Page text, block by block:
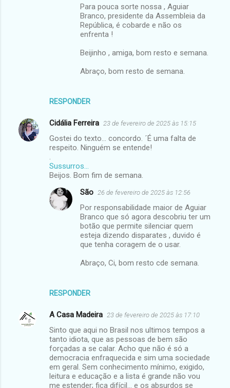
RESPONDER
Para pouca sorte nossa , Aguiar
Branco, presidente da Assembleia da
República, é cobarde e não os
enfrenta !
Beijinho , amiga, bom resto e semana.
Abraço, bom resto de semana.
Cidália Ferreira 23 de fevereiro de 2025 às 15:15
Gostei do texto... concordo. ´É uma falta de
respeito. Ninguém se entende!
.
Sussurros...
Beijos. Bom fim de semana.
RESPONDER
São 26 de fevereiro de 2025 às 12:56
Por responsabilidade maior de Aguiar
Branco que só agora descobriu ter um
botão que permite silenciar quem
esteja dizendo disparates , duvido é
que tenha coragem de o usar.
Abraço, Ci, bom resto cde semana.
A Casa Madeira 23 de fevereiro de 2025 às 17:10
Sinto que aqui no Brasil nos ultimos tempos a
tanto idiota, que as pessoas de bem são
forçadas a se calar. Acho que não é só a
democracia enfraquecida e sim uma sociedade
em geral. Sem conhecimento mínimo, exigido,
leitura e educação e a lista é grande não vou
me estender; fica difícil... e os absurdos se